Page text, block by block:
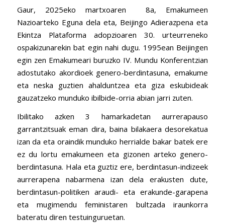
Gaur, 2025eko martxoaren 8a, Emakumeen
Nazioarteko Eguna dela eta, Beijingo Adierazpena eta
Ekintza Plataforma adopzioaren 30. urteurreneko
ospakizunarekin bat egin nahi dugu. 1995ean Beijingen
egin zen Emakumeari buruzko IV. Mundu Konferentzian
adostutako akordioek genero-berdintasuna, emakume
eta neska guztien ahalduntzea eta giza eskubideak
gauzatzeko munduko ibilbide-orria abian jarri zuten.
Ibilitako azken 3 hamarkadetan aurrerapauso
garrantzitsuak eman dira, baina bilakaera desorekatua
izan da eta oraindik munduko herrialde bakar batek ere
ez du lortu emakumeen eta gizonen arteko genero-
berdintasuna. Hala eta guztiz ere, berdintasun-indizeek
aurrerapena nabarmena izan dela erakusten dute,
berdintasun-politiken araudi- eta erakunde-garapena
eta mugimendu feministaren bultzada iraunkorra
bateratu diren testuinguruetan.